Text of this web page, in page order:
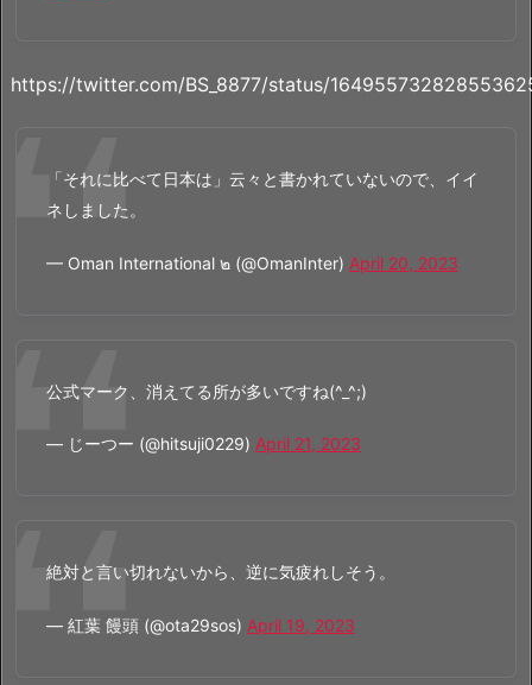
https://twitter.com/BS_8877/status/
「それに比べて日本は」云々と書かれていないので、イイ
ネしました。
— Oman International ๒ (@OmanInter) April 20, 2023
公式マーク、消えてる所が多いですね(^_^;)
— じーつー (@hitsuji0229) April 21, 2023
絶対と言い切れないから、逆に気疲れしそう。
— 紅葉 饅頭 (@ota29sos) April 19, 2023